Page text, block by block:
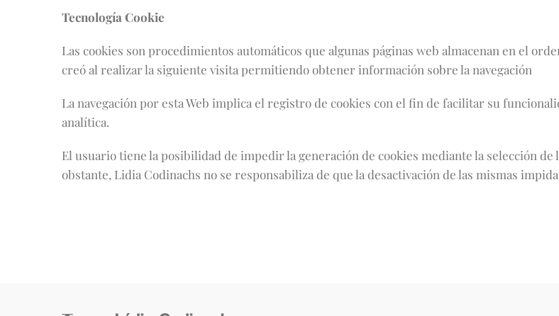
Tecnología Cookie
Las cookies son procedimientos automáticos que algunas páginas web almacenan en el
creó al realizar la siguiente visita permitiendo obtener información sobre la navegación
La navegación por esta Web implica el registro de cookies con el fin de facilitar su
analítica.
El usuario tiene la posibilidad de impedir la generación de cookies mediante la selección
obstante, Lidia Codinachs no se responsabiliza de que la desactivación de las mismas